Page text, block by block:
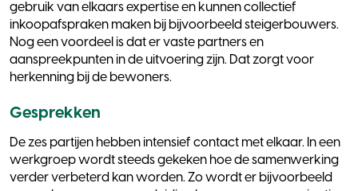
gebruik van elkaars expertise en kunnen collectief
inkoopafspraken maken bij bijvoorbeeld steigerbouwers.
Nog een voordeel is dat er vaste partners en
aanspreekpunten in de uitvoering zijn. Dat zorgt voor
herkenning bij de bewoners.
Gesprekken
De zes partijen hebben intensief contact met elkaar. In een
werkgroep wordt steeds gekeken hoe de samenwerking
verder verbeterd kan worden. Zo wordt er bijvoorbeeld